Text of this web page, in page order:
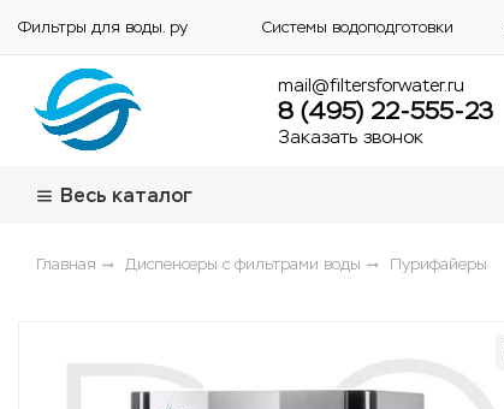
Фильтры для воды. ру Системы водоподготовки
mail@filtersforwater.ru
8 (495) 22-555-23
Заказать звонок
Весь каталог
Главная Диспенсеры с фильтрами воды Пурифайеры